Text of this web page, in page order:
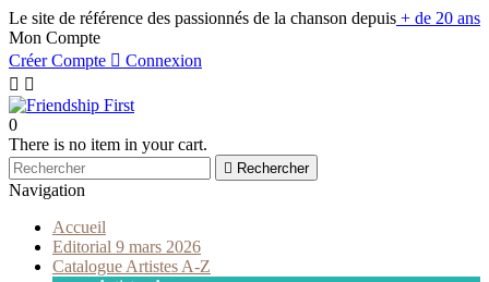
Le site de référence des passionnés de la chanson depuis + de 20 ans
Mon Compte
Créer Compte  Connexion
 
0
There is no item in your cart.
 Rechercher
Navigation
Accueil
Editorial 9 mars 2026
Catalogue Artistes A-Z